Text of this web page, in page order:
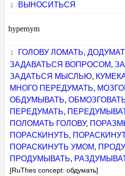
ВЫНОСИТЬСЯ
hypernym
ГОЛОВУ ЛОМАТЬ,
ЗАДАВАТЬСЯ ВОПРОСОМ,
ЗАДАТЬСЯ МЫСЛЬЮ,
МНОГО ПЕРЕДУМАТЬ,
ОБДУМЫВАТЬ,
ПЕРЕДУМАТЬ,
ПОЛОМАТЬ ГОЛОВУ,
ПОРАСКИНУТЬ,
ПОРАСКИНУТЬ УМОМ,
ПРОДУМЫВАТЬ,
[RuThes concept: обдумать]